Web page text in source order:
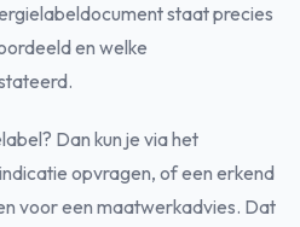
staat precies
en welke
Dan kun je via het
opvragen, of een erkend
voor een maatwerkadvies. Dat